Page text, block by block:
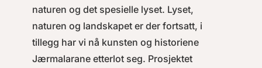
naturen og det spesielle lyset. Lyset,
naturen og landskapet er der fortsatt, i
tillegg har vi nå kunsten og historiene
Jærmalarane etterlot seg. Prosjektet